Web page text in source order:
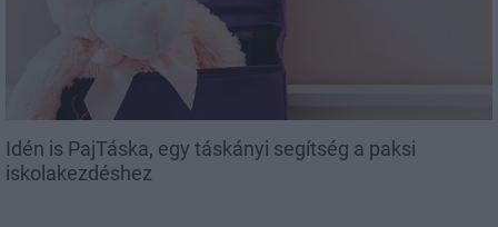
Idén is PajTáska, egy táskányi segítség a paksi
iskolakezdéshez